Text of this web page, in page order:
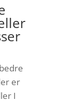
er
I